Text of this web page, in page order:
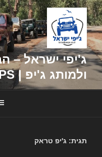
דילוג
לתוכן
ג'יפי ישראל –
ולמותג ג'יפ | ISRAEL JEEPS
תגית: ג'יפ טראק